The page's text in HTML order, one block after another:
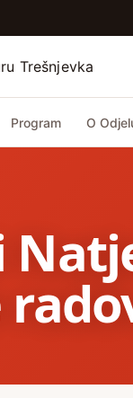
Trešnjevka
Program O